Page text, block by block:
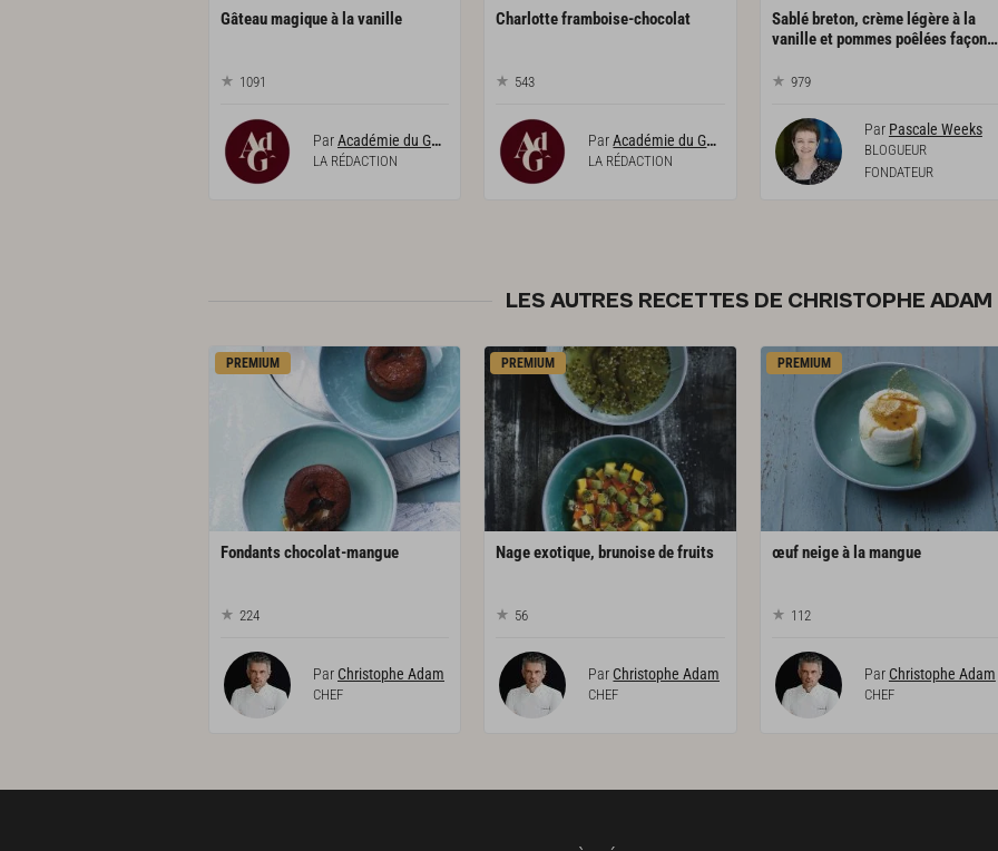
Gâteaumagiqueà lavanille
1091
ParAcadémie du Goût
LA RÉDACTION
Charlotteframboise-chocolat
543
ParAcadémie du Goût
LA RÉDACTION
Sablé breton, crème légère à la
vanille et pommes poêlées façon tartelette
979
Par Pascale Weeks
BLOGUEUR
FONDATEUR
LES AUTRES RECETTES DE CHRISTOPHE ADAM
PREMIUM
Fondantschocolat-mangue
224
Par Christophe Adam
CHEF
PREMIUM
Nageexotique, brunoisedefruits
56
Par Christophe Adam
CHEF
PREMIUM
œufneigeà lamangue
112
Par Christophe Adam
CHEF